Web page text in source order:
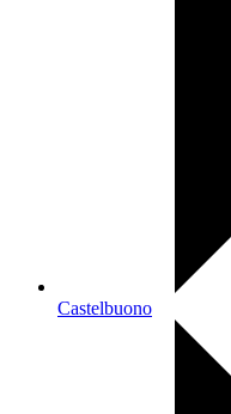
Castelbuono